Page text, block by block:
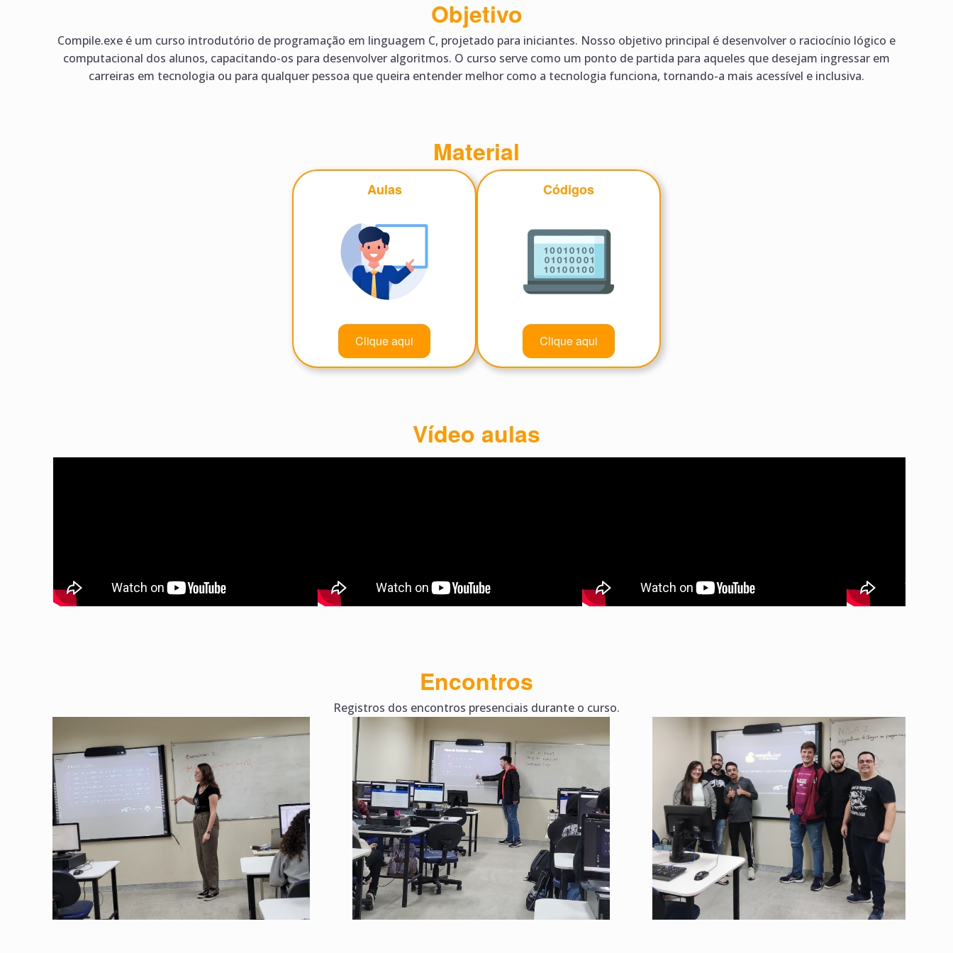
Objetivo
Compile.exe é um curso introdutório de programação em linguagem C, projetado para iniciantes. Nosso objetivo principal é desenvolver o raciocínio lógico e
computacional dos alunos, capacitando-os para desenvolver algoritmos. O curso serve como um ponto de partida para aqueles que desejam ingressar em
carreiras em tecnologia ou para qualquer pessoa que queira entender melhor como a tecnologia funciona, tornando-a mais acessível e inclusiva.
Material
Aulas
Clique aqui
Códigos
Clique aqui
Vídeo aulas
Encontros
Registros dos encontros presenciais durante o curso.